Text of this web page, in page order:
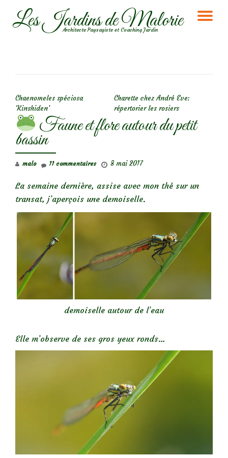
AllerLes Jardins de Malorie
Architecte Paysagiste et Coaching Jardin
Chaenomeles spéciosa
‘Kinshiden’
Charette chez André Eve:
répertorier les rosiers
Faune et flore autour du petit
bassin
malo 8 mai 2017
11 commentaires
La semaine dernière, assise avec mon thé sur un
transat, j’aperçois une demoiselle.
demoiselle autour de l’eau
Elle m’observe de ses gros yeux ronds…